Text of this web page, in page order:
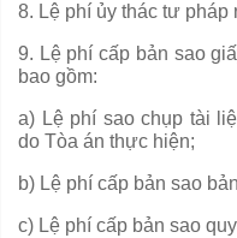
8. Lệ phí ủy thác tư pháp
9. Lệ phí cấp bản sao
bao gồm:
a) Lệ phí sao chụp tài
do Tòa án thực hiện;
b) Lệ phí cấp bản sao
c) Lệ phí cấp bản sao